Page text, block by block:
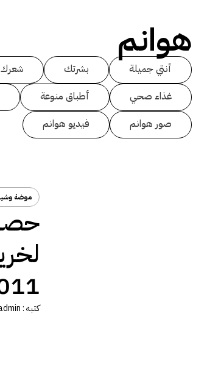
هوانم
أنتي جميلة بشرتك شعرك
غذاء صحي
أطباق منوعة
صور هوانم
فيديو هوانم
موضة
كتبه :